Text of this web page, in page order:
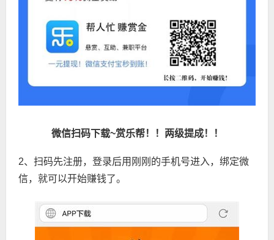
微信扫码下载~赏乐帮！！两级提成！！
2、扫码先注册，登录后用刚刚的手机号进入，绑定微
信，就可以开始赚钱了。